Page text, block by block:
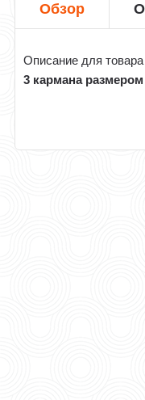
Обзор
Описание для
3 кармана